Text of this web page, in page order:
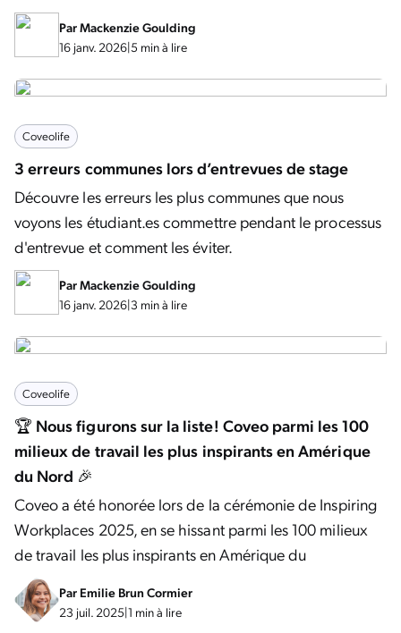
ParMackenzie Goulding
16 janv. 2026|5 min à lire
Coveolife
3 erreurs communes lors d’entrevues de stage
Découvre les erreurs les plus communes que nous
voyons les étudiant.es commettre pendant le processus
d'entrevue et comment les éviter.
ParMackenzie Goulding
16 janv. 2026|3 min à lire
Coveolife
🏆 Nous figurons sur la liste! Coveo parmi les 100
milieux de travail les plus inspirants en Amérique
du Nord 🎉
Coveo a été honorée lors de la cérémonie de Inspiring
Workplaces 2025, en se hissant parmi les 100 milieux
de travail les plus inspirants en Amérique du
Par Emilie Brun Cormier
23 juil. 2025|1 min à lire